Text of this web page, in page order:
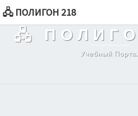
🖧 ПОЛИГОН 218
🖧
Учебный